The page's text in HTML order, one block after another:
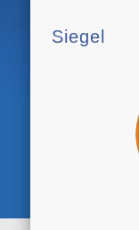
Siegel